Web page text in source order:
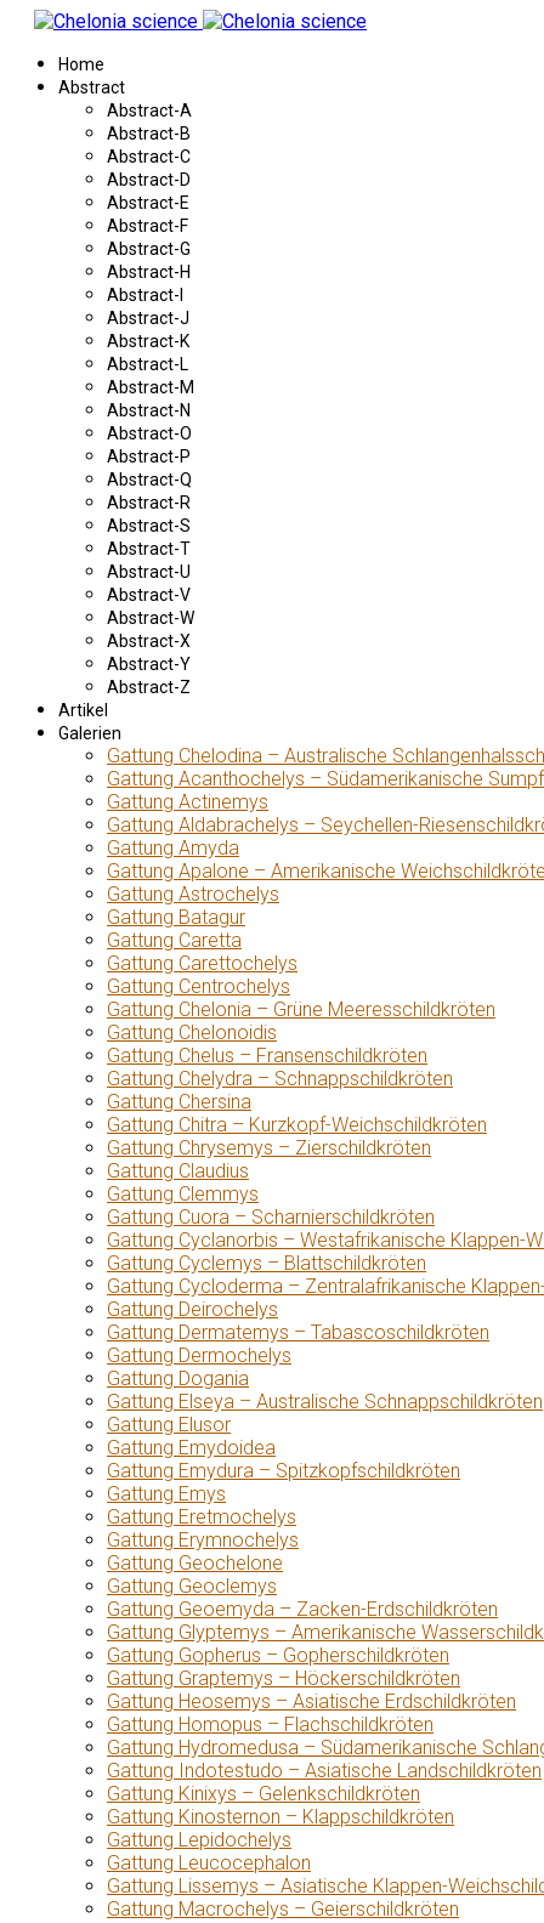
Home
Abstract
Abstract-A
Abstract-B
Abstract-C
Abstract-D
Abstract-E
Abstract-F
Abstract-G
Abstract-H
Abstract-I
Abstract-J
Abstract-K
Abstract-L
Abstract-M
Abstract-N
Abstract-O
Abstract-P
Abstract-Q
Abstract-R
Abstract-S
Abstract-T
Abstract-U
Abstract-V
Abstract-W
Abstract-X
Abstract-Y
Abstract-Z
Artikel
Galerien
Gattung Chelodina – Australische
Gattung Acanthochelys – Südamerikanische
Gattung Actinemys
Gattung Aldabrachelys – Seychellen-
Gattung Amyda
Gattung Apalone – Amerikanische
Gattung Astrochelys
Gattung Batagur
Gattung Caretta
Gattung Carettochelys
Gattung Centrochelys
Gattung Chelonia – Grüne Meeresschildkröten
Gattung Chelonoidis
Gattung Chelus – Fransenschildkröten
Gattung Chelydra – Schnappschildkröten
Gattung Chersina
Gattung Chitra – Kurzkopf-Weichschildkröten
Gattung Chrysemys – Zierschildkröten
Gattung Claudius
Gattung Clemmys
Gattung Cuora – Scharnierschildkröten
Gattung Cyclanorbis – Westafrikanische Klappen-
Gattung Cyclemys – Blattschildkröten
Gattung Cycloderma – Zentralafrikanische
Gattung Deirochelys
Gattung Dermatemys – Tabascoschildkröten
Gattung Dermochelys
Gattung Dogania
Gattung Elseya – Australische Schnappschildkröten
Gattung Elusor
Gattung Emydoidea
Gattung Emydura – Spitzkopfschildkröten
Gattung Emys
Gattung Eretmochelys
Gattung Erymnochelys
Gattung Geochelone
Gattung Geoclemys
Gattung Geoemyda – Zacken-Erdschildkröten
Gattung Glyptemys – Amerikanische
Gattung Gopherus – Gopherschildkröten
Gattung Graptemys – Höckerschildkröten
Gattung Heosemys – Asiatische Erdschildkröten
Gattung Homopus – Flachschildkröten
Gattung Hydromedusa – Südamerikanische
Gattung Indotestudo – Asiatische Landschildkröten
Gattung Kinixys – Gelenkschildkröten
Gattung Kinosternon – Klappschildkröten
Gattung Lepidochelys
Gattung Leucocephalon
Gattung Lissemys – Asiatische Klappen-
Gattung Macrochelys – Geierschildkröten